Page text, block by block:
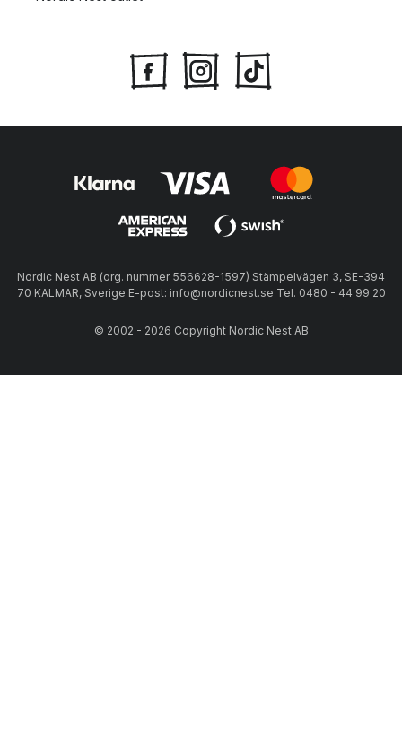
Nordic Nest AB (org. nummer 556628-1597) Stämpelvägen 3, SE-394
70 KALMAR, Sverige E-post: info@nordicnest.se Tel. 0480 - 44 99 20
© 2002 - 2026 Copyright Nordic Nest AB